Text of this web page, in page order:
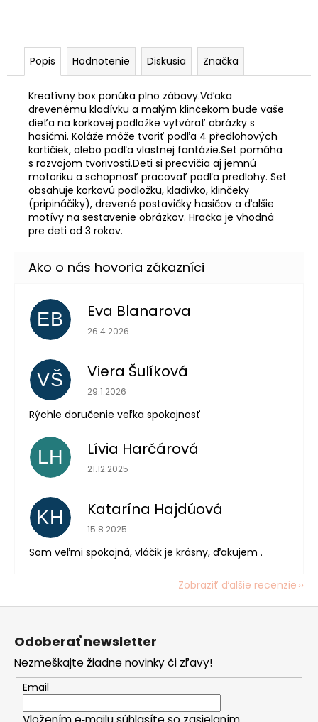
Popis Hodnotenie Diskusia Značka
Kreatívny box ponúka plno zábavy.Vďaka
drevenému kladívku a malým klinčekom bude vaše
dieťa na korkovej podložke vytvárať obrázky s
hasičmi. Koláže môže tvoriť podľa 4 předlohových
kartičiek, alebo podľa vlastnej fantázie.Set pomáha
s rozvojom tvorivosti.Deti si precvičia aj jemnú
motoriku a schopnosť pracovať podľa predlohy. Set
obsahuje korkovú podložku, kladivko, klinčeky
(pripináčiky), drevené postavičky hasičov a ďalšie
motívy na sestavenie obrázkov. Hračka je vhodná
pre deti od 3 rokov.
EB Eva Blanarova
Hodnotenie obchodu je 5 z 5 hviezdičiek.
26.4.2026
VŠ Viera Šulíková
Hodnotenie obchodu je 5 z 5 hviezdičiek.
29.1.2026
Rýchle doručenie veľka spokojnosť
LH Lívia Harčárová
Hodnotenie obchodu je 5 z 5 hviezdičiek.
21.12.2025
KH Katarína Hajdúová
Hodnotenie obchodu je 5 z 5 hviezdičiek.
15.8.2025
Som veľmi spokojná, vláčik je krásny, ďakujem .
Zobraziť ďalšie recenzie
Z
Odoberať newsletter
Nezmeškajte žiadne novinky či zľavy!
Email